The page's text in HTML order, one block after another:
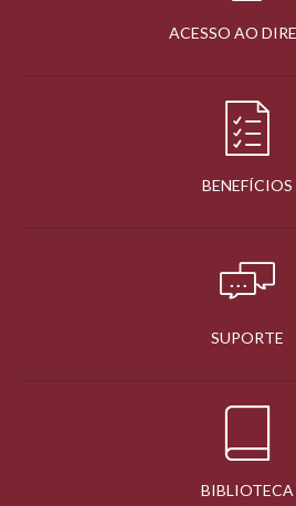
ACESSO AO
BENEFÍCIOS
SUPORTE
BIBLIOTECA